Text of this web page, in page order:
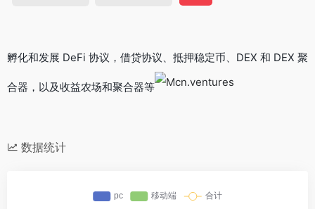
孵化和发展 DeFi 协议，借贷协议、抵押稳定币、DEX 和 DEX 聚
合器，以及收益农场和聚合器等
数据统计